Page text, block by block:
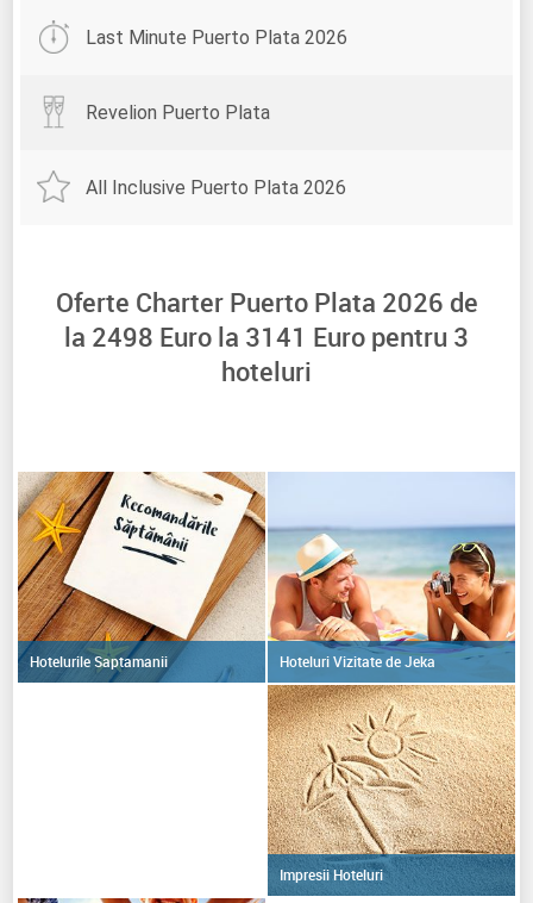
Last Minute Puerto Plata 2026
Revelion Puerto Plata
All Inclusive Puerto Plata 2026
Oferte Charter Puerto Plata 2026 de
la 2498 Euro la 3141 Euro pentru 3
hoteluri
Hotelurile Saptamanii Hoteluri Vizitate de Jeka
Impresii Hoteluri